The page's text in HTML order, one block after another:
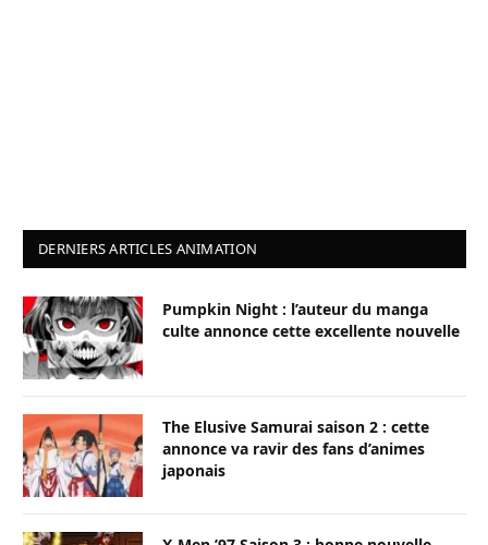
DERNIERS ARTICLES ANIMATION
Pumpkin Night : l’auteur du manga
culte annonce cette excellente nouvelle
The Elusive Samurai saison 2 : cette
annonce va ravir des fans d’animes
japonais